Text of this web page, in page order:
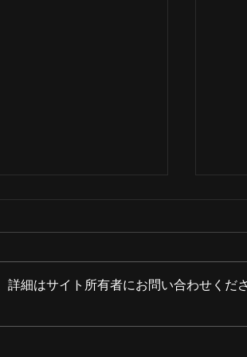
SPHERE 10th
細はサイト所有者にお問い合わせくださ